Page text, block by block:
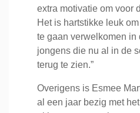
extra motivatie om voor
Het is hartstikke leuk
te gaan verwelkomen in
jongens die nu al in de
terug te zien.”
Overigens is Esmee
al een jaar bezig met